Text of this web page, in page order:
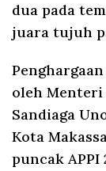
dua pada
juara tujuh
oleh Menteri
Sandiaga
Kota
puncak APPI